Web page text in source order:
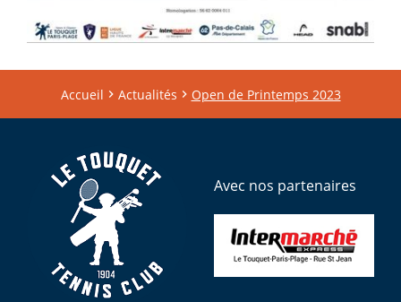
Accueil Actualités Open de Printemps 2023
Avec nos partenaires